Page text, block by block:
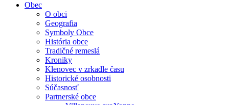
Obec
O obci
Geografia
Symboly Obce
História obce
Tradičné remeslá
Kroniky
Klenovec v zrkadle času
Historické osobnosti
Súčasnosť
Partnerské obce